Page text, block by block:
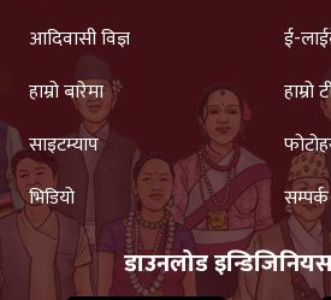
आदिवासी विज्ञ
ई-
हाम्रो बारेमा
हाम्रो
साइटम्याप
भिडियो
सम्पर्क
डाउनलोड